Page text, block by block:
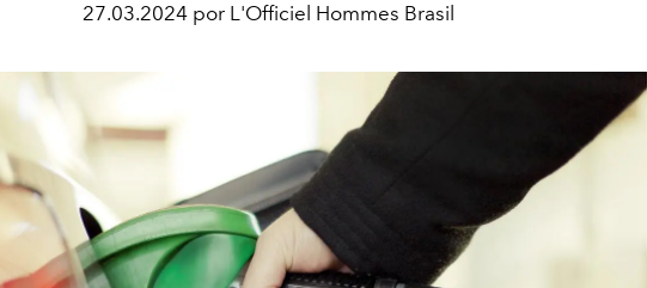
27.03.2024 por L'Officiel Hommes Brasil